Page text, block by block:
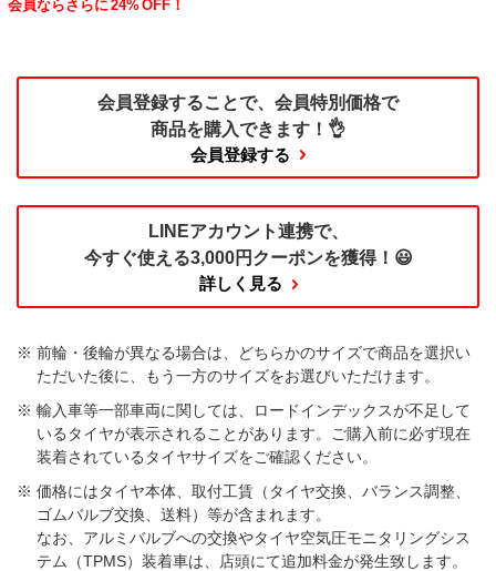
会員ならさらに 24%OFF！
会員登録することで、 会員特別価格で
商品を購入できます！👌
会員登録する
LINEアカウント連携で、
今すぐ使える3,000円クーポンを獲得！😃
詳しく見る
前輪・後輪が異なる場合は、どちらかのサイズで商品を選択い
ただいた後に、もう一方のサイズをお選びいただけます。​
輸入車等一部車両に関しては、ロードインデックスが不足して
いるタイヤが表示されることがあります。ご購入前に必ず現在
装着されているタイヤサイズをご確認ください。
価格にはタイヤ本体、取付工賃（タイヤ交換、バランス調整、
ゴムバルブ交換、送料）等が含まれます。
なお、アルミバルブへの交換やタイヤ空気圧モニタリングシス
テム（TPMS）装着車は、店頭にて追加料金が発生致します。